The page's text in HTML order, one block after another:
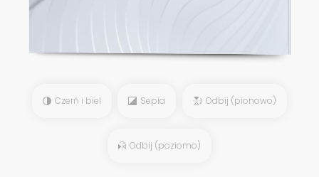
Czerń i biel Sepia Odbij (pionowo)
Odbij (poziomo)